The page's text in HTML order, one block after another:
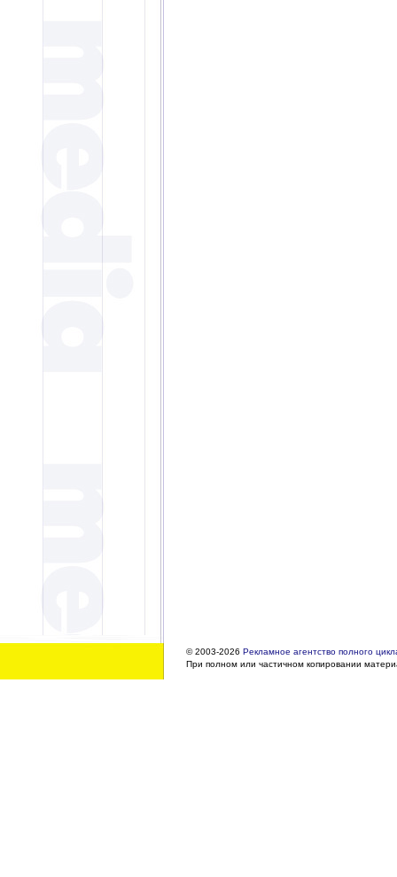
© 2003-2026 Рекламное агентство полного
При полном или частичном копировании